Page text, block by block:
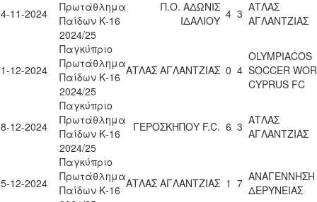
11-2024
Πρωτάθλημα
Παίδων Κ-16
2024/25
Π.Ο. ΑΔΩΝΙΣ
ΙΔΑΛΙΟΥ 4 3 ΑΤΛΑΣ
ΑΓΛΑΝΤΖΙΑΣ
12-2024
Παγκύπριο
Πρωτάθλημα
Παίδων Κ-16
2024/25
ΑΤΛΑΣ ΑΓΛΑΝΤΖΙΑΣ 0 4
OLYMPIACOS
SOCCER
CYPRUS FC
12-2024
Παγκύπριο
Πρωτάθλημα
Παίδων Κ-16
2024/25
ΓΕΡΟΣΚΗΠΟΥ F.C. 6 3 ΑΤΛΑΣ
ΑΓΛΑΝΤΖΙΑΣ
12-2024
Παγκύπριο
Πρωτάθλημα
Παίδων Κ-16 ΑΤΛΑΣ ΑΓΛΑΝΤΖΙΑΣ 1 7 ΑΝΑΓΕΝΝΗΣΗ
ΔΕΡΥΝΕΙΑΣ